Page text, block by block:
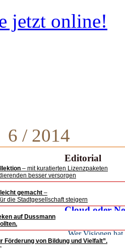
jetzt online!
– mit kuratierten Lizenzpaketen
besser versorgen
gemacht –
die Stadtgesellschaft steigern
auf Dussmann
Förderung von Bildung und Vielfalt”.
6 / 2014
Editorial
Die
Cloud oder
„Wer Visionen
Karl Wilhelm